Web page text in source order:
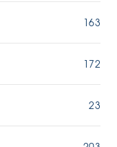
163
172
23